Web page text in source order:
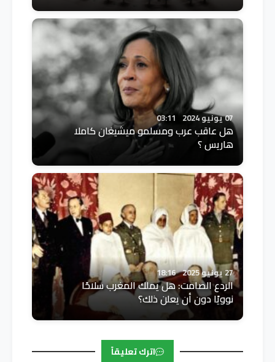
07 يونيو 2024 03:11
هل عاقب عرب ومسلمو ميشيغان كاملا
هاريس ؟
27 يونيو 2025 18:16
الردع الصامت: هل يملك المغرب سلاحًا
نوويًا دون أن يعلن ذلك؟
اترك تعليقاً